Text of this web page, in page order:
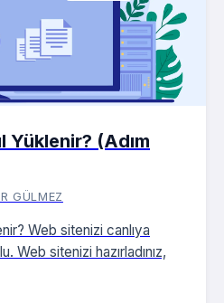
Yüklenir? (Adım
GÜLMEZ
Web sitenizi canlıya
Web sitenizi hazırladınız,